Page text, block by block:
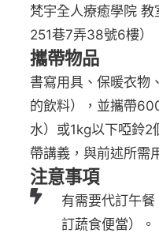
梵宇全人療癒學院
251巷7弄38號6樓）
攜帶物品
書寫用具、保暖衣物
的飲料），並攜帶
水）或1kg以下啞鈴2
帶講義，與前述所需
注意事項
有需要代訂午
訂蔬食便當）。